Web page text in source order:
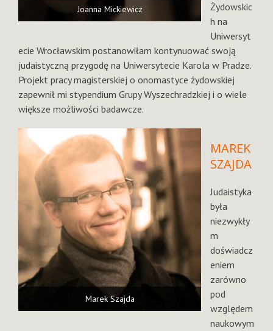
Joanna Mickiewicz
Żydowskic
h na
Uniwersyt
ecie Wrocławskim postanowiłam kontynuować swoją
judaistyczną przygodę na Uniwersytecie Karola w Pradze.
Projekt pracy magisterskiej o onomastyce żydowskiej
zapewnił mi stypendium Grupy Wyszechradzkiej i o wiele
większe możliwości badawcze.
Marek Szajda
MAREK
SZAJDA
Judaistyka
była
niezwykły
m
doświadcz
eniem
zarówno
pod
względem
naukowym